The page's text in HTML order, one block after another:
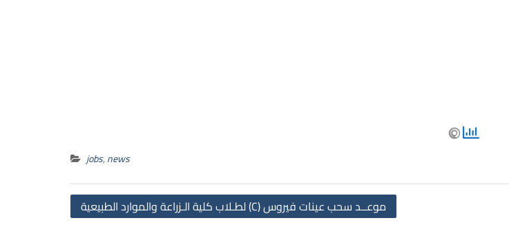
jobs,news
موعــد سحب عينات فيروس (C) لطـلاب كلية الـزراعة والموارد الطبيعية